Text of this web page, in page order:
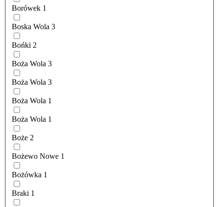
Borówek 1
Boska Wola 3
Bońki 2
Boża Wola 3
Boża Wola 3
Boża Wola 1
Boża Wola 1
Boże 2
Bożewo Nowe 1
Bożówka 1
Braki 1